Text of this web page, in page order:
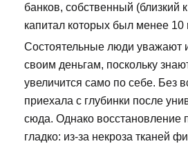
банков, собственный (близкий
капитал которых был менее 10
Состоятельные люди уважают
своим деньгам, поскольку
увеличится само по себе. Без
приехала с глубинки после
сюда. Однако восстановление
гладко: из-за некроза тканей